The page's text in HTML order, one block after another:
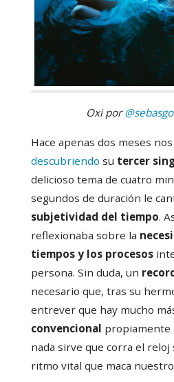
Oxi por
Hace apenas dos meses
descubriendo su tercer
delicioso tema de cuatro
segundos de duración le
subjetividad del tiempo.
reflexionaba sobre la
tiempos y los procesos
persona. Sin duda, un
necesario que, tras su
entrever que hay mucho
convencional propiamente
nada sirve que corra el reloj
ritmo vital que maca